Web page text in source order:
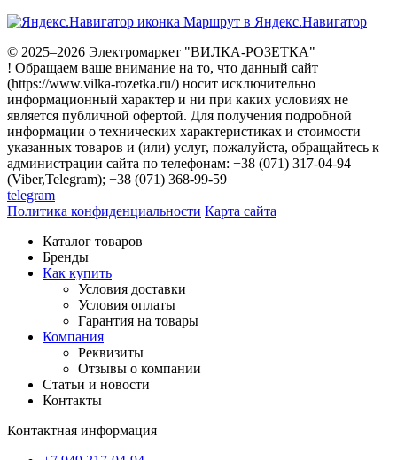
Маршрут в Яндекс.Навигатор
© 2025–2026 Электромаркет "ВИЛКА-РОЗЕТКА"
! Обращаем ваше внимание на то, что данный сайт
(https://www.vilka-rozetka.ru/) носит исключительно
информационный характер и ни при каких условиях не
является публичной офертой. Для получения подробной
информации о технических характеристиках и стоимости
указанных товаров и (или) услуг, пожалуйста, обращайтесь к
администрации сайта по телефонам: +38 (071) 317-04-94
(Viber,Telegram); +38 (071) 368-99-59
telegram
Политика конфиденциальности Карта сайта
Каталог товаров
Бренды
Как купить
Условия доставки
Условия оплаты
Гарантия на товары
Компания
Реквизиты
Отзывы о компании
Статьи и новости
Контакты
Контактная информация